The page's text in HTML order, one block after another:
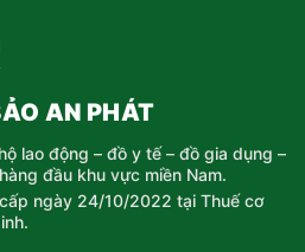
AN PHÁT
lao động – đồ y tế – đồ gia dụng –
đầu khu vực miền Nam.
ngày 24/10/2022 tại Thuế cơ